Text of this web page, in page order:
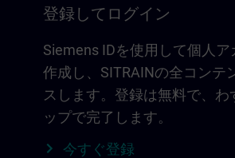
登録してログイン
Siemens IDを使用して個人ア
作成し、SITRAINの全コンテ
スします。登録は無料で、わ
ップで完了します。
今すぐ登録